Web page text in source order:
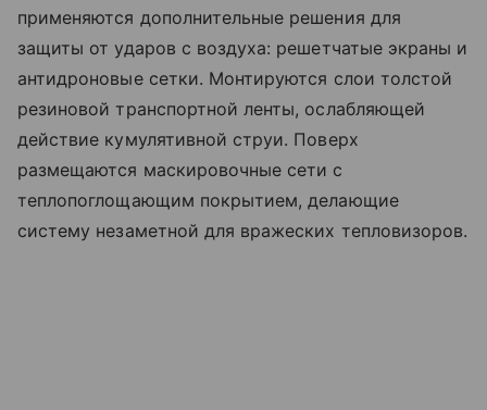
применяются дополнительные решения для
защиты от ударов с воздуха: решетчатые экраны и
антидроновые сетки. Монтируются слои толстой
резиновой транспортной ленты, ослабляющей
действие кумулятивной струи. Поверх
размещаются маскировочные сети с
теплопоглощающим покрытием, делающие
систему незаметной для вражеских тепловизоров.